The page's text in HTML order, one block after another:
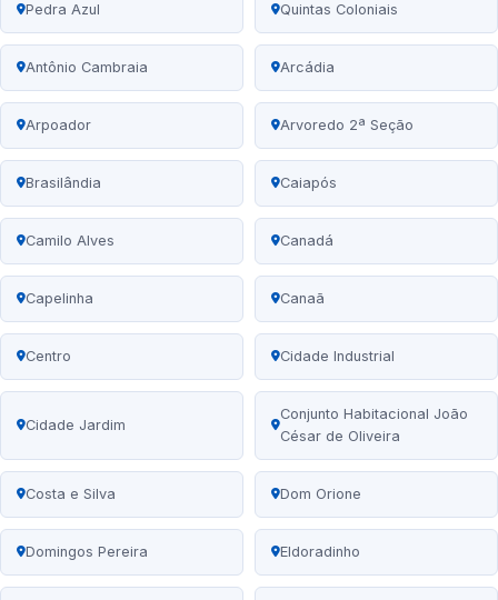
Pedra Azul Quintas Coloniais
Antônio Cambraia Arcádia
Arpoador Arvoredo 2ª Seção
Brasilândia Caiapós
Camilo Alves Canadá
Capelinha Canaã
Centro Cidade Industrial
Cidade Jardim
Conjunto Habitacional João
César de Oliveira
Costa e Silva Dom Orione
Domingos Pereira Eldoradinho